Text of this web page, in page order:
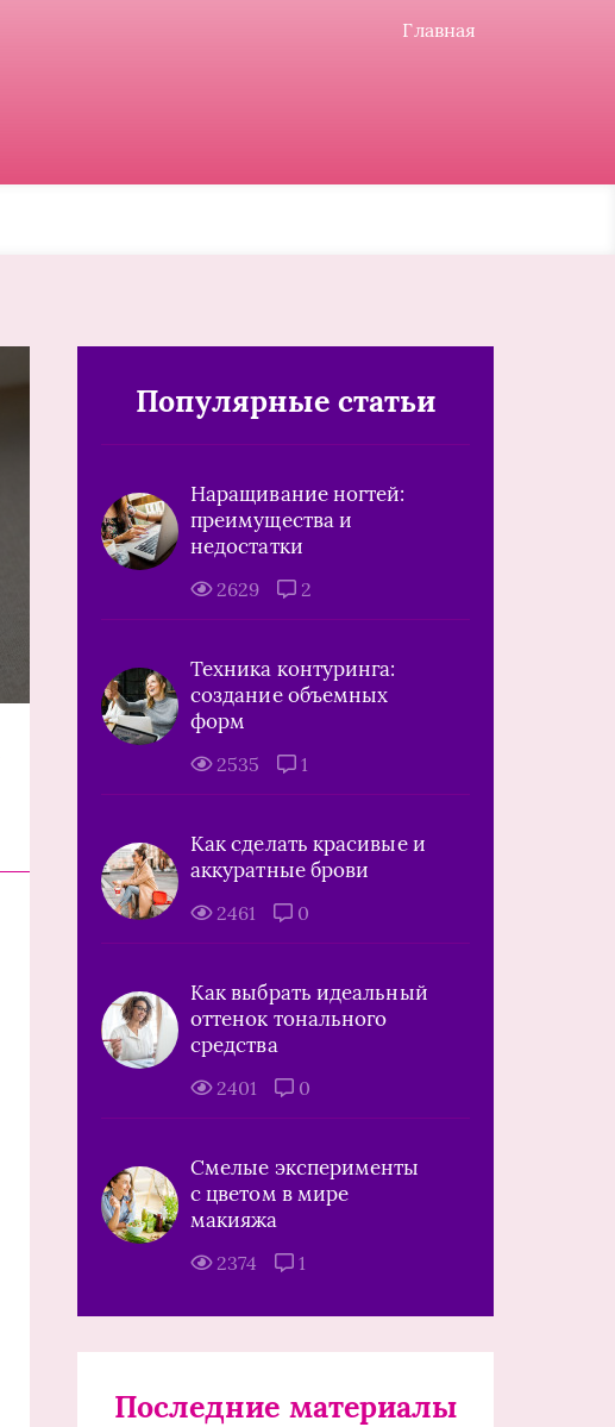
Главная
Популярные статьи
Наращивание ногтей:
преимущества и
недостатки
2629 2
Техника контуринга:
создание объемных
форм
2535 1
Как сделать красивые и
аккуратные брови
2461 0
Как выбрать идеальный
оттенок тонального
средства
2401 0
Смелые эксперименты
с цветом в мире
макияжа
2374 1
Последние материалы